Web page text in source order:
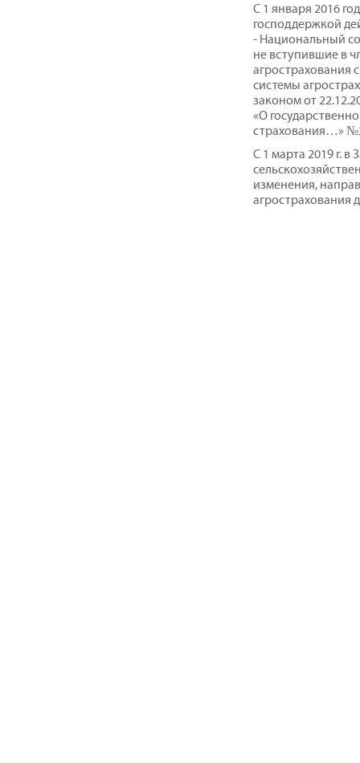
С 1 января 2016
господдержкой
- Национальный
не вступившие в
агрострахования
системы
законом от
«О
страхования…»
С 1 марта 2019 г.
изменения,
агрострахования